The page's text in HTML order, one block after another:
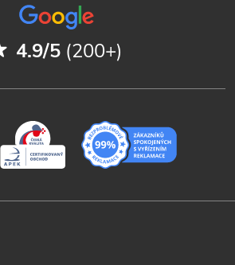
4.9/5 (200+)